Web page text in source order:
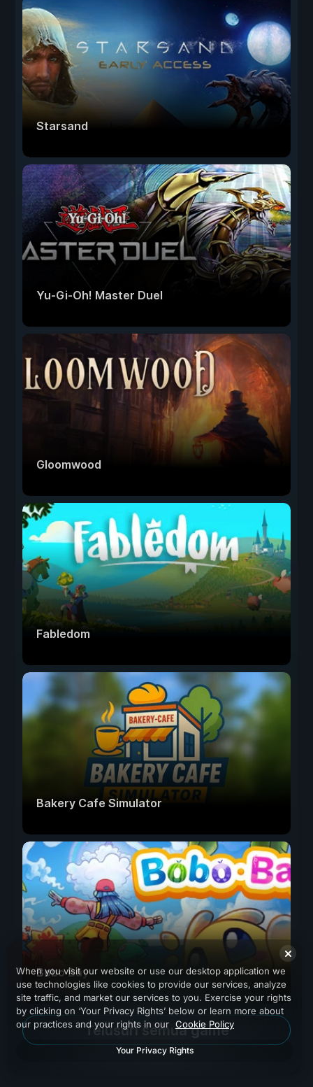
Starsand
Yu-Gi-Oh! Master Duel
Gloomwood
Fabledom
Bakery Cafe Simulator
Bobo Bay
Telusuri semua game
When you visit our website or use our desktop application we
use technologies like cookies to provide our services, analyze
site traffic, and market our services to you. Exercise your rights
by clicking on ‘Your Privacy Rights’ below or learn more about
our practices and your rights in our Cookie Policy
Your Privacy Rights